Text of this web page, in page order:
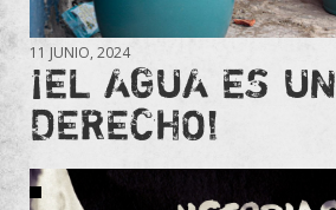
11 JUNIO, 2024
¡EL AGUA ES UN
DERECHO!